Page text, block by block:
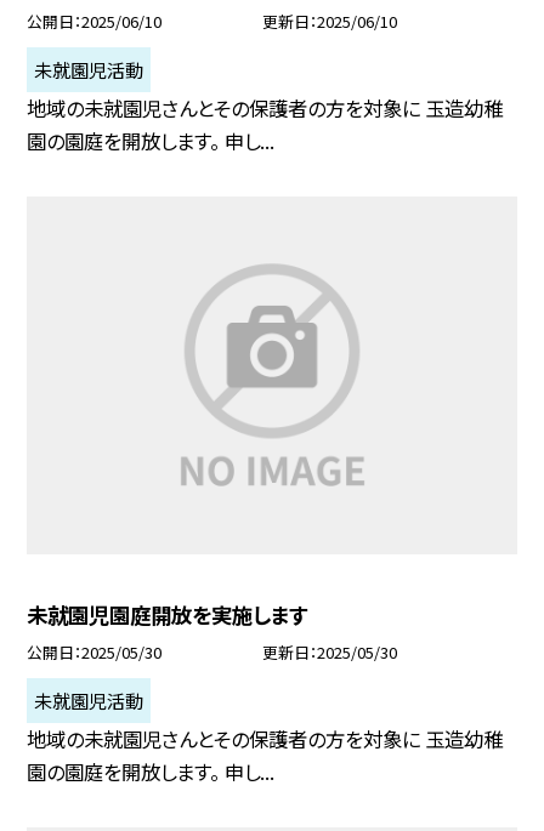
公開日 2025/06/10 更新日 2025/06/10
未就園児活動
地域の未就園児さんとその保護者の方を対象に 玉造幼稚
園の園庭を開放します。 申し...
未就園児園庭開放を実施します
公開日 2025/05/30 更新日 2025/05/30
未就園児活動
地域の未就園児さんとその保護者の方を対象に 玉造幼稚
園の園庭を開放します。 申し...